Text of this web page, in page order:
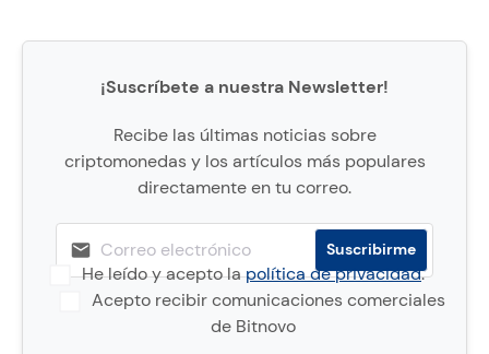
¡Suscríbete a nuestra Newsletter!
Recibe las últimas noticias sobre
criptomonedas y los artículos más populares
directamente en tu correo.
He leído y acepto lapolítica de privacidad.
Acepto recibir comunicaciones comerciales
de Bitnovo